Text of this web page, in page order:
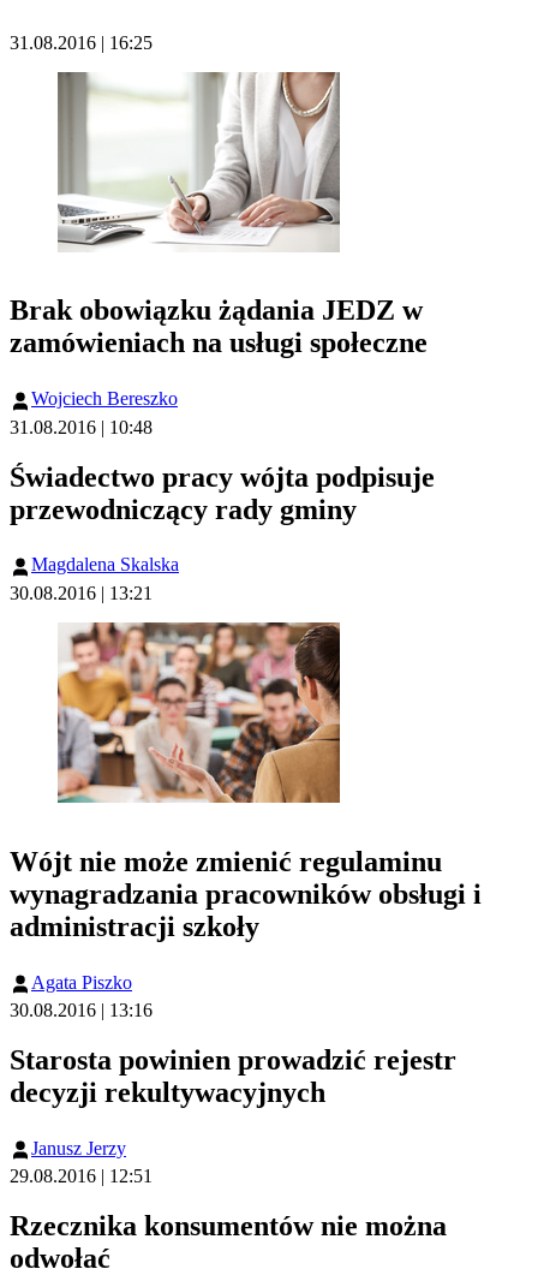
31.08.2016 | 16:25
Brak obowiązku żądania JEDZ w
zamówieniach na usługi społeczne
Wojciech Bereszko
31.08.2016 | 10:48
Świadectwo pracy wójta podpisuje
przewodniczący rady gminy
Magdalena Skalska
30.08.2016 | 13:21
Wójt nie może zmienić regulaminu
wynagradzania pracowników obsługi i
administracji szkoły
Agata Piszko
30.08.2016 | 13:16
Starosta powinien prowadzić rejestr
decyzji rekultywacyjnych
Janusz Jerzy
29.08.2016 | 12:51
Rzecznika konsumentów nie można
odwołać